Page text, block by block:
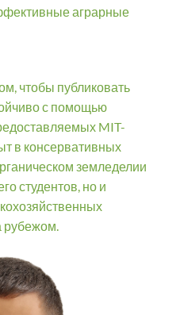
аграрные
чтобы публиковать
с помощью
MIT-
в консервативных
земледелии
студентов, но и
рубежом.